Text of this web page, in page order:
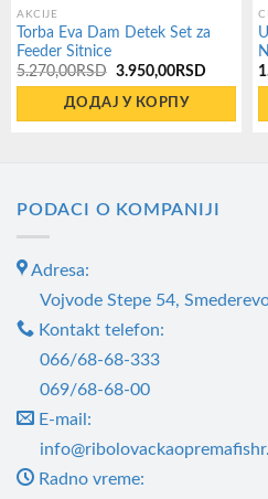
AKCIJE
Torba Eva Dam Detek Set za
Feeder Sitnice
5.270,00RSD Оригинална
цена
је
3.950,00 RSD
цена
ДОДАЈ У КОРПУ
PODACI O KOMPANIJI
Adresa:
Vojvode Stepe 54,
Kontakt telefon:
066/68-68-333
069/68-68-00
E-mail:
Radno vreme: